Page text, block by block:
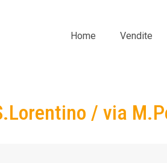
Home Vendite
/ via